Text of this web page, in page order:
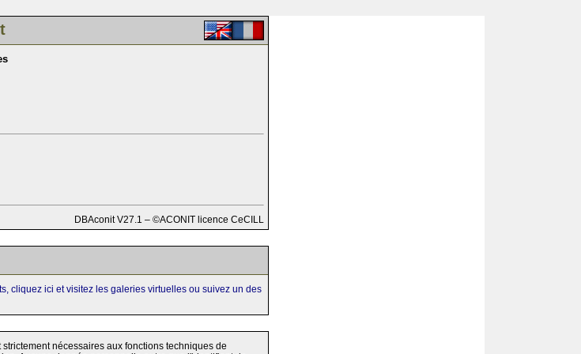
DBAconit V27.1 – ©ACONIT licence CeCILL
cliquez ici et visitez les galeries virtuelles ou suivez un des
nécessaires aux fonctions techniques de